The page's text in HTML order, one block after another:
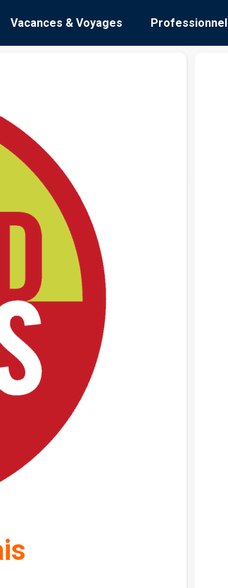
Vacances & Voyages Professionnel